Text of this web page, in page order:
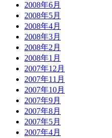
2008年6月
2008年5月
2008年4月
2008年3月
2008年2月
2008年1月
2007年12月
2007年11月
2007年10月
2007年9月
2007年8月
2007年5月
2007年4月